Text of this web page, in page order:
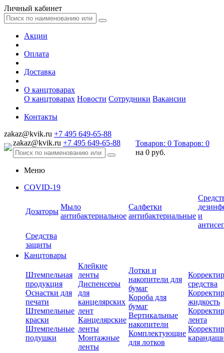
Личный кабинет
Акции
Оплата
Доставка
О канцтоварах
О канцтоварах Новости Сотрудники Вакансии
Контакты
zakaz@kvik.ru +7 495 649-65-88
zakaz@kvik.ru +7 495 649-65-88 Товаров: 0 Товаров: 0
на 0 руб.
Меню
COVID-19
Дозаторы
Мыло
антибактериальное
Салфетки
антибактериальные и
Средства
защиты
Канцтовары
Штемпельная
продукция
Оснастки для
печати
Штемпельные
краски
Штемпельные
подушки
Клейкие
ленты
Диспенсеры
для
канцелярских
лент
Канцелярские
ленты
Монтажные
ленты
Лотки и
накопители для
бумаг
Короба для
бумаг
Вертикальные
накопители
Комплектующие
для лотков
средства
жидкость
лента